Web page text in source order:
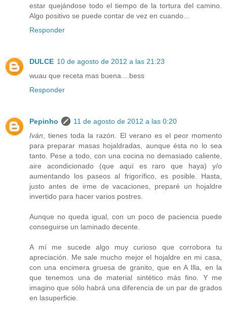
estar quejándose todo el tiempo de la tortura del camino.
Algo positivo se puede contar de vez en cuando...
Responder
DULCE 10 de agosto de 2012 a las 21:23
wuau que receta mas buena....bess
Responder
Pepinho
11 de agosto de 2012 a las 0:20
Iván , tienes toda la razón. El verano es el peor momento
para preparar masas hojaldradas, aunque ésta no lo sea
tanto. Pese a todo, con una cocina no demasiado caliente,
aire acondicionado (que aquí es raro que haya) y/o
aumentando los paseos al frigorífico, es posible. Hasta,
justo antes de irme de vacaciones, preparé un hojaldre
invertido para hacer varios postres.
Aunque no queda igual, con un poco de paciencia puede
conseguirse un laminado decente.
A mí me sucede algo muy curioso que corrobora tu
apreciación. Me sale mucho mejor el hojaldre en mi casa,
con una encimera gruesa de granito, que en A Illa, en la
que tenemos una de material sintético más fino. Y me
imagino que sólo habrá una diferencia de un par de grados
en lasuperficie.